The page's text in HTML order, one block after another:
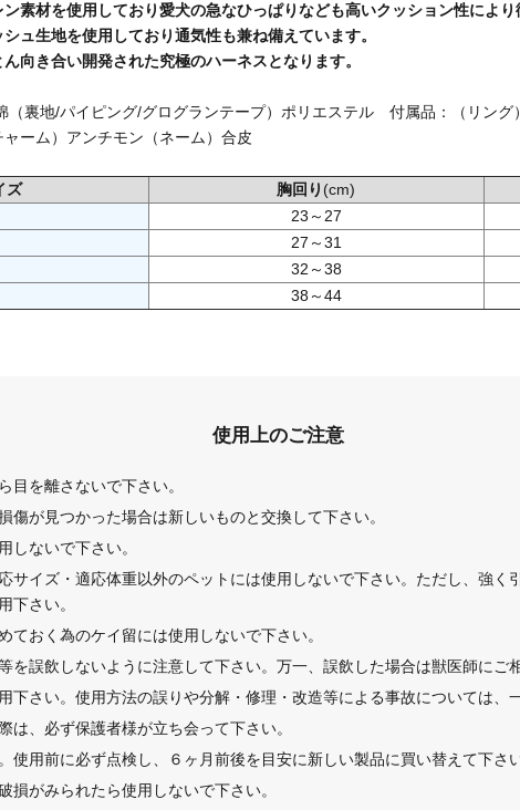
素材を使用しており愛犬の急なひっぱりなども高いクッション性により
ュ生地を使用しており通気性も兼ね備えています。
向き合い開発された究極のハーネスとなります。
（裏地/パイピング/グログランテープ）ポリエステル 付属品：（リング
ーム）アンチモン（ネーム）合皮
ズ 胸回り (cm)
23～27
27～31
32～38
38～44
使用上のご注意
目を離さないで下さい。
傷が見つかった場合は新しいものと交換して下さい。
しないで下さい。
サイズ・適応体重以外のペットには使用しないで下さい。ただし、強く
下さい。
ておく為のケイ留には使用しないで下さい。
を誤飲しないように注意して下さい。万一、誤飲した場合は獣医師にご
下さい。使用方法の誤りや分解・修理・改造等による事故については、
は、必ず保護者様が立ち会って下さい。
使用前に必ず点検し、６ヶ月前後を目安に新しい製品に買い替えて下さい
損がみられたら使用しないで下さい。